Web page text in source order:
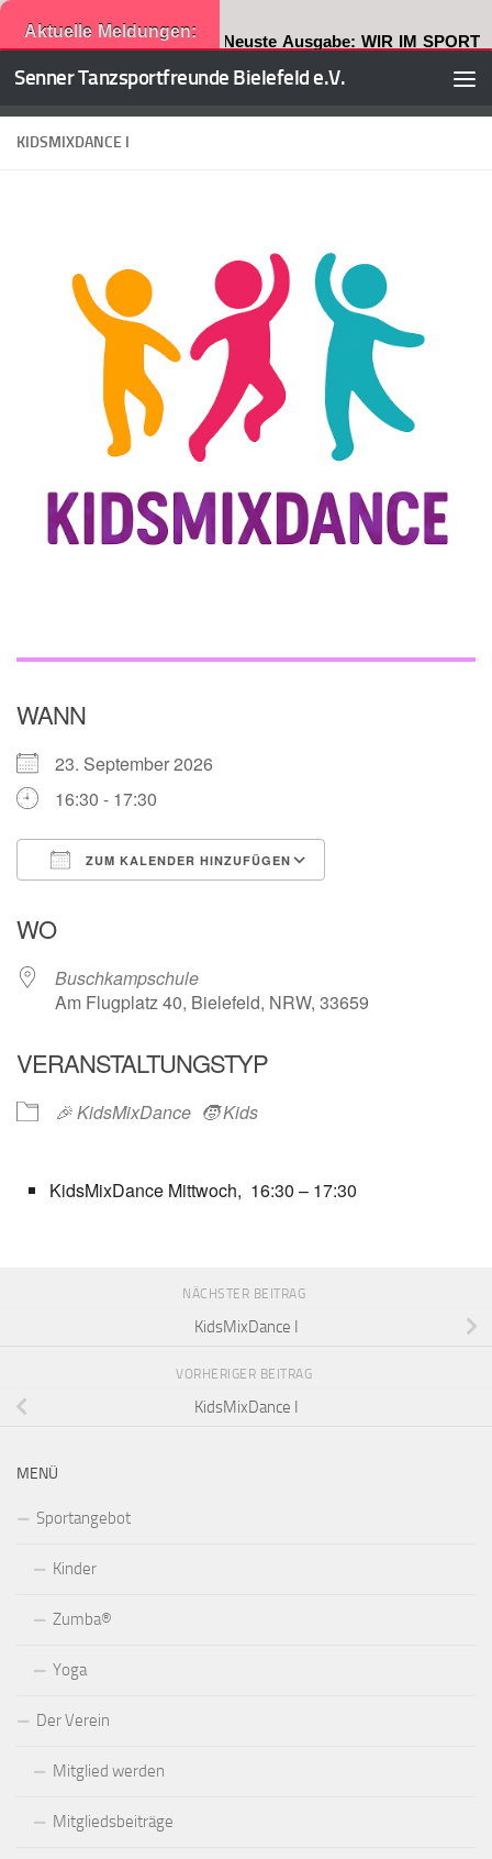
Aktuelle Meldungen: Neuste Ausgabe: WIR IM SPORT
Zum Inhalt springen
Senner Tanzsportfreunde Bielefeld e.V.
KIDSMIXDANCE I
WANN
23. September 2026
16:30 - 17:30
ZUM KALENDER HINZUFÜGEN
WO
Buschkampschule
Am Flugplatz 40, Bielefeld, NRW, 33659
VERANSTALTUNGSTYP
🎉 KidsMixDance 🧒 Kids
KidsMixDance Mittwoch, 16:30 – 17:30
NÄCHSTER BEITRAG
KidsMixDance I
VORHERIGER BEITRAG
KidsMixDance I
MENÜ
Sportangebot
Kinder
Zumba®
Yoga
Der Verein
Mitglied werden
Mitgliedsbeiträge